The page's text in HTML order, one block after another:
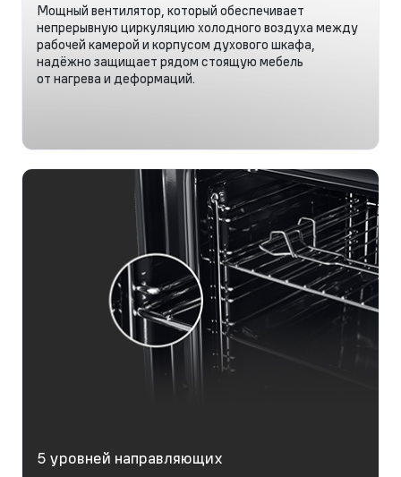
Мощный вентилятор, который обеспечивает
непрерывную циркуляцию холодного воздуха между
рабочей камерой и корпусом духового шкафа,
надёжно защищает рядом стоящую мебель
от нагрева и деформаций.
5 уровней направляющих